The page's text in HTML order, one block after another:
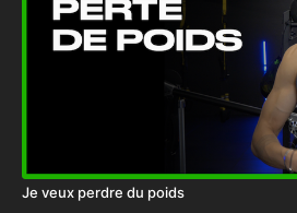
Je veux perdre du poids